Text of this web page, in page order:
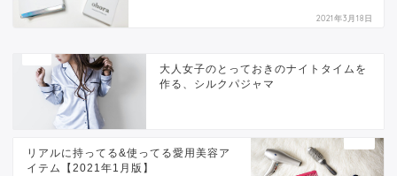
2021年3月18日
大人女子のとっておきのナイトタイムを
作る、シルクパジャマ
リアルに持ってる&使ってる愛用美容ア
イテム【2021年1月版】